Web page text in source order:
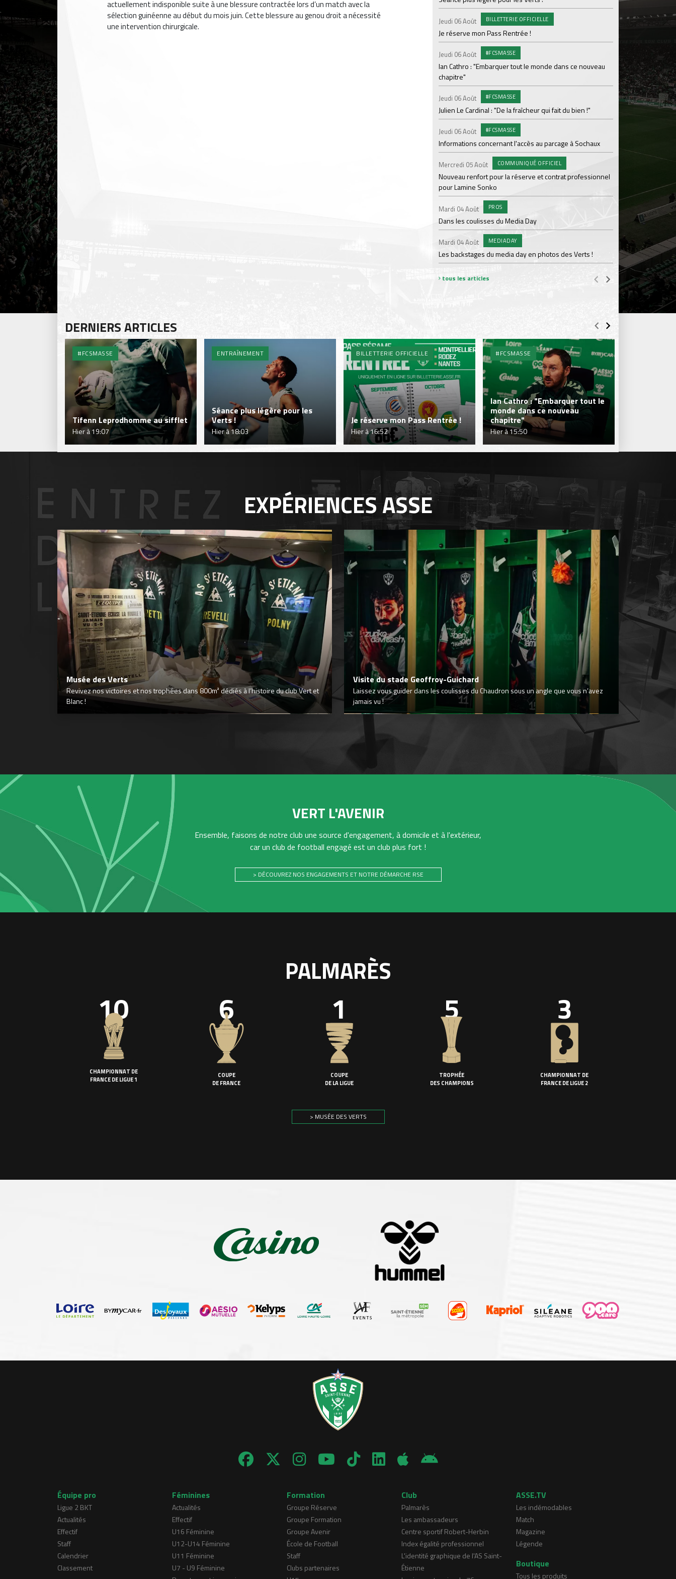
actuellement indisponible suite à une blessure contractée lors d’un match avec la
sélection guinéenne au début du mois juin. Cette blessure au genou droit a nécessité
une intervention chirurgicale.
Jeudi 06 Août BILLETTERIE OFFICIELLE
Je réserve mon Pass Rentrée !
Jeudi 06 Août #FCSMASSE
Ian Cathro : "Embarquer tout le monde dans ce nouveau
chapitre"
Jeudi 06 Août #FCSMASSE
Julien Le Cardinal : "De la fraîcheur qui fait du bien !"
Jeudi 06 Août #FCSMASSE
Informations concernant l'accès au parcage à Sochaux
Mercredi 05 Août COMMUNIQUÉ OFFICIEL
Nouveau renfort pour la réserve et contrat professionnel
pour Lamine Sonko
Mardi 04 Août PROS
Dans les coulisses du Media Day
Mardi 04 Août MEDIADAY
Les backstages du media day en photos des Verts !
Parcage complet
Lundi 03 Août
Le dernier match
Dimanche 02 Août
Le point sur
vont commencer"
Une victoire
Samedi 01 Août
ASSE - Venise en
Samedi 01 Août
20 600 abonnés :
tous les articles
DERNIERS ARTICLES
#FCSMASSE
Tifenn Leprodhomme au sifflet
Hier à 19:07
ENTRAÎNEMENT
Séance plus légère pour les
Verts !
Hier à 18:03
BILLETTERIE OFFICIELLE
Je réserve mon Pass Rentrée !
Hier à 16:52
#FCSMASSE
Ian Cathro : "Embarquer tout le
monde dans ce nouveau
chapitre"
Hier à 15:50
EXPÉRIENCESASSE
Musée des Verts
Revivez nos victoires et nos trophées dans 800m² dédiés à l’histoire du club Vert et
Blanc !
Visite du stade Geoffroy-Guichard
Laissez vous guider dans les coulisses du Chaudron sous un angle que vous n’avez
jamais vu !
VERT L'AVENIR
Ensemble, faisons de notre club une source d'engagement, à domicile et à l'extérieur,
car un club de football engagé est un club plus fort !
> DÉCOUVREZ NOS ENGAGEMENTS ET NOTRE DÉMARCHE RSE
PALMARÈS
10
CHAMPIONNAT DE
FRANCE DE LIGUE 1
6
COUPE
DE FRANCE
1
COUPE
DE LA LIGUE
5
TROPHÉE
DES CHAMPIONS
3
CHAMPIONNAT DE
FRANCE DE LIGUE 2
> MUSÉE DES VERTS
Équipe pro
Ligue 2 BKT
Actualités
Effectif
Staff
Calendrier
Classement
Féminines
Actualités
Effectif
U16 Féminine
U12-U14 Féminine
U11 Féminine
U7 - U9 Féminine
Formation
Groupe Réserve
Groupe Formation
Groupe Avenir
École de Football
Staff
Clubs partenaires
Club
Palmarès
Les ambassadeurs
Centre sportif Robert-Herbin
Index égalité professionnel
L'identité graphique de l'AS Saint-
Étienne
ASSE.TV
Les indémodables
Match
Magazine
Légende
Boutique
Tous les produits